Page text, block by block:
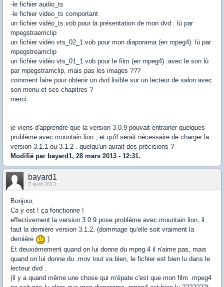
-le fichier audio_ts
-le fichier video_ts comportant
un fichier vidéo_ts.vob pour la présentation de mon dvd : lù par
mpegstraemclip
un fichier vidéo vts_02_1.vob pour mon diaporama (en mpeg4): lù par
mpegstreamclip
un fichier vidéo vts_01_1.vob pour le film (en mpeg4) :avec le son lù
par mpegstramclip, mais pas les images ???
comment faire pour obtenir un dvd lisible sur un lecteur de salon avec
son menu et ses chapitres ?
merci
je viens d'apprendre que la version 3.0.9 pouvait entrainer quelques
problème avec mountain lion , et qu'il serait nécessaire de charger la
version 3.1.1 ou 3.1.2 . quelqu'un aurait des précisions ?
Modifié par bayard1, 28 mars 2013 - 12:31.
bayard1
7 avril 2013
Bonjour,
Ca y est ! ça fonctionne !
effectivement la version 3.0.9 pose problème avec mountain lion, il
faut la dernière version 3.1.2. (dommage qu'elle soit vraiment la
dernière
)
Et deuxièmement quand on lui donne du mpeg 4 il n'aime pas, mais
quand on lui donne du .mov tout va bien, le fichier est bien lu dans le
lecteur dvd .
(il y a quand même une chose qui m'épate c'est que mon film .mpeg4